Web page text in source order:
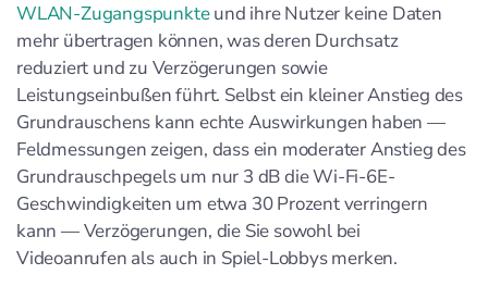
WLAN-Zugangspunkteund ihre Nutzer keine Daten
mehr übertragen können, was deren Durchsatz
reduziert und zu Verzögerungen sowie
Leistungseinbußen führt. Selbst ein kleiner Anstieg des
Grundrauschens kann echte Auswirkungen haben —
Feldmessungen zeigen, dass ein moderater Anstieg des
Grundrauschpegels um nur 3 dB die Wi-Fi-6E-
Geschwindigkeiten um etwa 30 Prozent verringern
kann — Verzögerungen, die Sie sowohl bei
Videoanrufen als auch in Spiel-Lobbys merken.